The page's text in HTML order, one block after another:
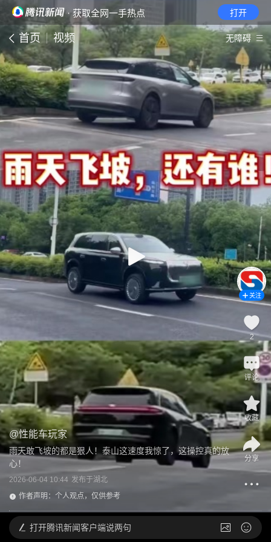
· 获取全网一手热点 打开
首页 视频 无障碍
@性能车玩家
雨天敢飞坡的都是狠人！泰山这速度我惊了，这操控真的放
心！
2026-06-04 10:44 发布于湖北
作者声明：个人观点，仅供参考
关注
2
评论
收藏
分享
打开腾讯新闻客户端说两句